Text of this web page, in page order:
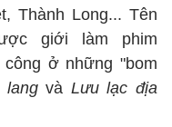
Thành Long... Tên
giới làm phim
ở những "bom
langvà Lưu lạc địa